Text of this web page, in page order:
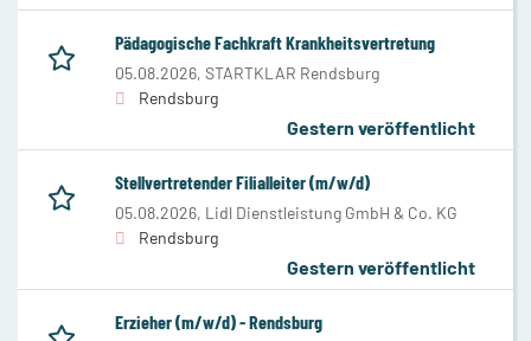
Pädagogische Fachkraft Krankheitsvertretung
05.08.2026, STARTKLAR Rendsburg
Rendsburg
Gestern veröffentlicht
Stellvertretender Filialleiter (m/w/d)
05.08.2026, Lidl Dienstleistung GmbH & Co. KG
Rendsburg
Gestern veröffentlicht
Erzieher (m/w/d) - Rendsburg